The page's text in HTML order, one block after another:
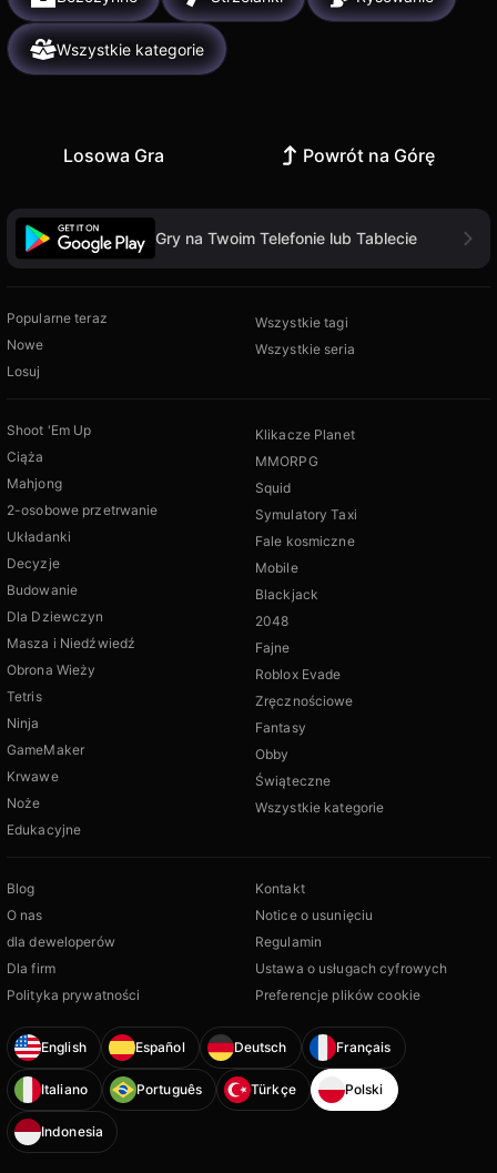
Wszystkie kategorie
Losowa Gra Powrót na Górę
Gry na Twoim Telefonie lub Tablecie
Popularne teraz
Nowe
Losuj
Wszystkie tagi
Wszystkie seria
Shoot 'Em Up
Ciąża
Mahjong
2-osobowe przetrwanie
Układanki
Decyzje
Budowanie
Dla Dziewczyn
Masza i Niedźwiedź
Obrona Wieży
Tetris
Ninja
GameMaker
Krwawe
Noże
Edukacyjne
Klikacze Planet
MMORPG
Squid
Symulatory Taxi
Fale kosmiczne
Mobile
Blackjack
2048
Fajne
Roblox Evade
Zręcznościowe
Fantasy
Obby
Świąteczne
Wszystkie kategorie
Blog
O nas
dla deweloperów
Dla firm
Polityka prywatności
Kontakt
Notice o usunięciu
Regulamin
Ustawa o usługach cyfrowych
Preferencje plików cookie
English Español Deutsch Français
Italiano Português Türkçe Polski
Indonesia